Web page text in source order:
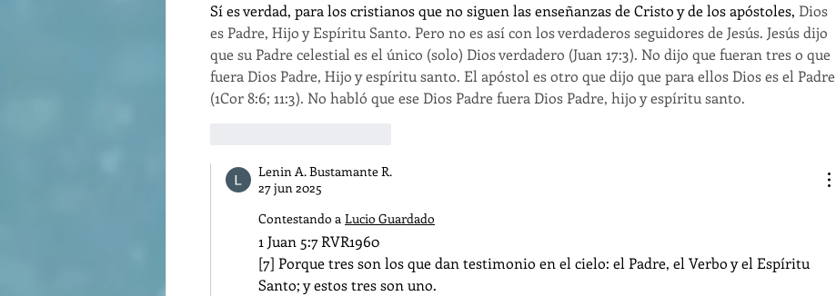
Sí es verdad, para los cristianos que no siguen las enseñanzas de Cristo y de los apóstoles, Dios
es Padre, Hijo y Espíritu Santo. Pero no es así con los verdaderos seguidores de Jesús. Jesús dijo
que su Padre celestial es el único (solo) Dios verdadero (Juan 17:3). No dijo que fueran tres o que
fuera Dios Padre, Hijo y espíritu santo. El apóstol es otro que dijo que para ellos Dios es el Padre
(1Cor 8:6; 11:3). No habló que ese Dios Padre fuera Dios Padre, hijo y espíritu santo.
Lenin A. Bustamante R.
27 jun 2025
Contestando a Lucio Guardado
1 Juan 5:7 RVR1960
[7] Porque tres son los que dan testimonio en el cielo: el Padre, el Verbo y el Espíritu
Santo; y estos tres son uno.